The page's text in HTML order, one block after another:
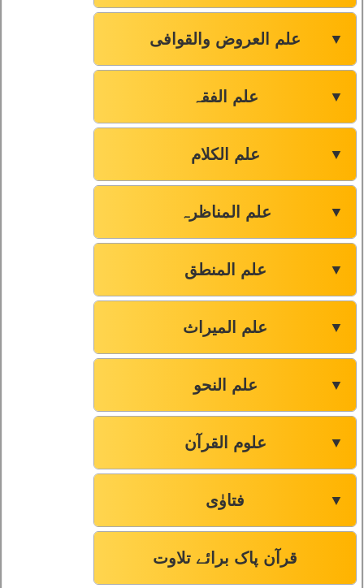
علم العروض والقوافی ▼
علم الفقہ ▼
علم الکلام ▼
علم المناظرہ ▼
علم المنطق ▼
علم المیراث ▼
علم النحو ▼
علوم القرآن ▼
فتاوٰی ▼
قرآن پاک برائے تلاوت